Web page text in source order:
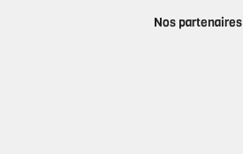
Nos partenaires